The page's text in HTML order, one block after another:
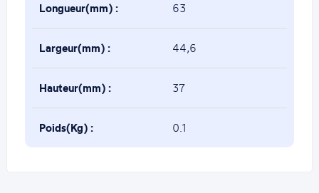
Longueur(mm) : 63
Largeur(mm) : 44,6
Hauteur(mm) : 37
Poids(Kg) : 0.1